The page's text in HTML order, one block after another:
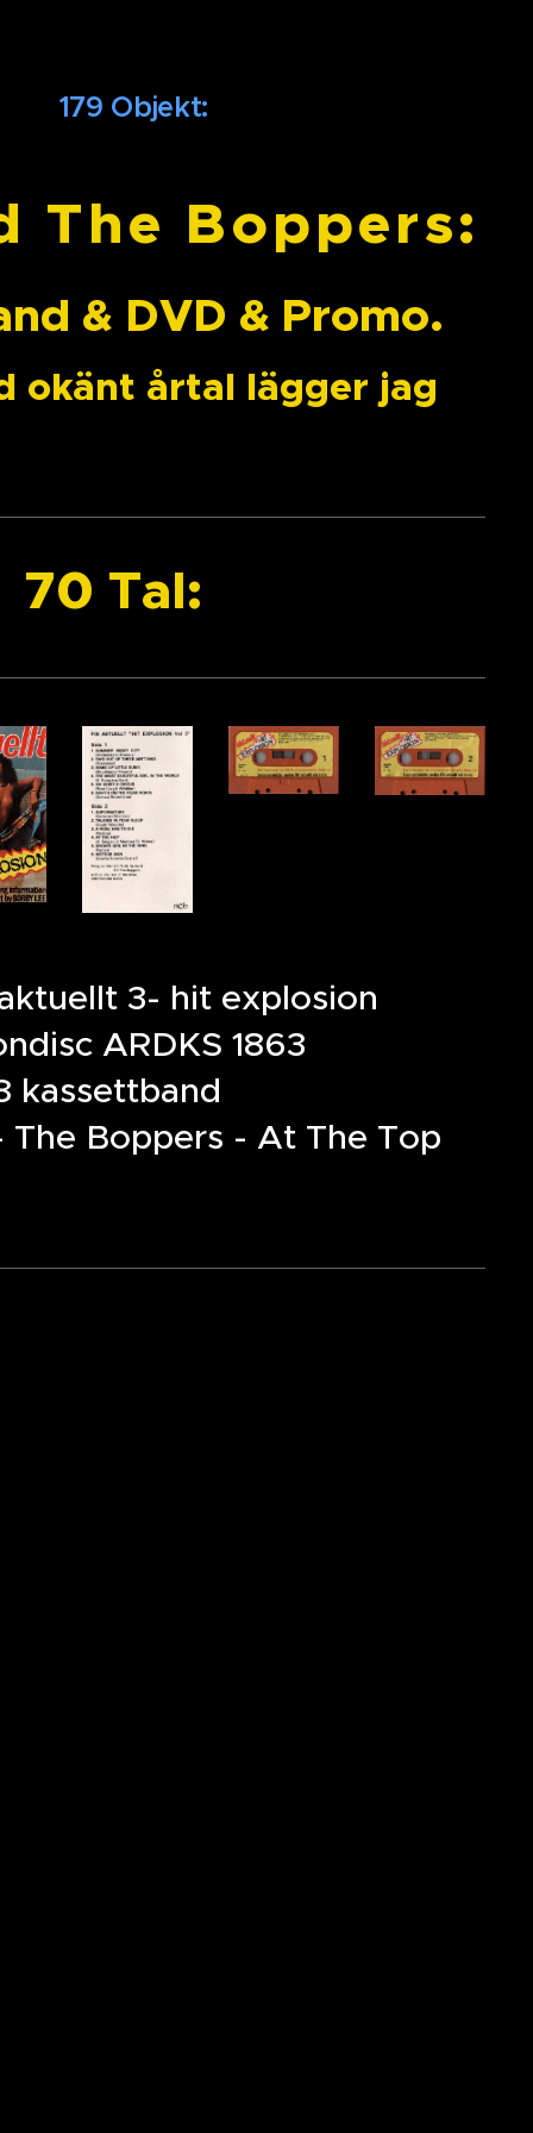
The Boppers:
& Promo.
lägger jag
3- hit explosion
ARDKS 1863
kassettband
The Boppers - At The Top